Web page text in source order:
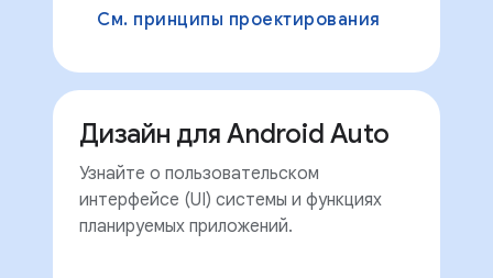
См. принципы проектирования
Дизайн для Android Auto
Узнайте о пользовательском
интерфейсе (UI) системы и функциях
планируемых приложений.